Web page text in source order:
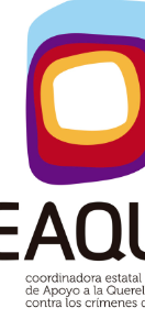
del franquismo
(699)
(607)
(567)
Humanos